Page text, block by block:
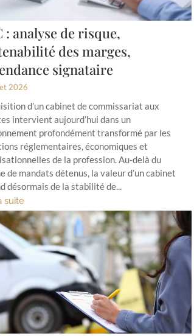
: analyse de risque,
des marges,
signataire
2026
d’un cabinet de commissariat aux
intervient aujourd’hui dans un
profondément transformé par les
réglementaires, économiques et
de la profession. Au-delà du
de mandats détenus, la valeur d’un cabinet
désormais de la stabilité de...
suite